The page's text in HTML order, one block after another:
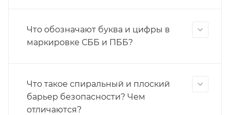
Что обозначают буква и цифры в
маркировке СББ и ПББ?
Что такое спиральный и плоский
барьер безопасности? Чем
отличаются?